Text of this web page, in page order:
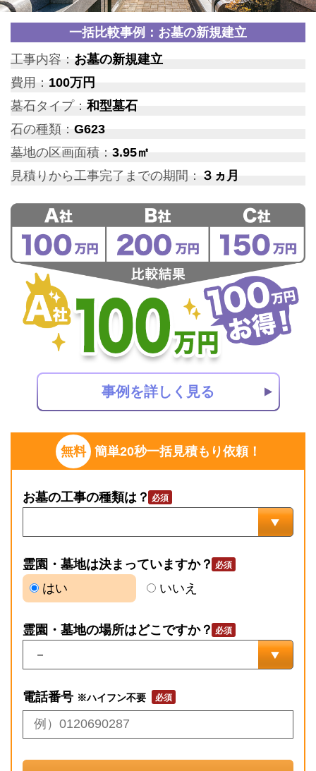
無料 簡単20秒一括見積もり依頼！
お墓の工事の種類は？
霊園・墓地は決まっていますか？
はい
いいえ
霊園・墓地の場所はどこですか？
電話番号 ※ハイフン不要
一括比較事例：お墓の新規建立
工事内容： お墓の新規建立
費用： 100万円
墓石タイプ：和型墓石
石の種類： G623
墓地の区画面積： 3.95㎡
見積りから工事完了までの期間： ３ヵ月
事例を詳しく見る